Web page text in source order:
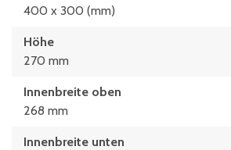
400 x 300 (mm)
Höhe
270 mm
Innenbreite oben
268 mm
Innenbreite unten